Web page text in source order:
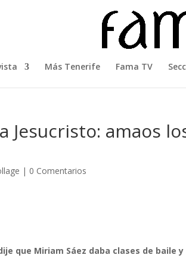
Más Tenerife Fama TV
Jesucristo: amaos
| 0 Comentarios
que Miriam Sáez daba clases de baile y